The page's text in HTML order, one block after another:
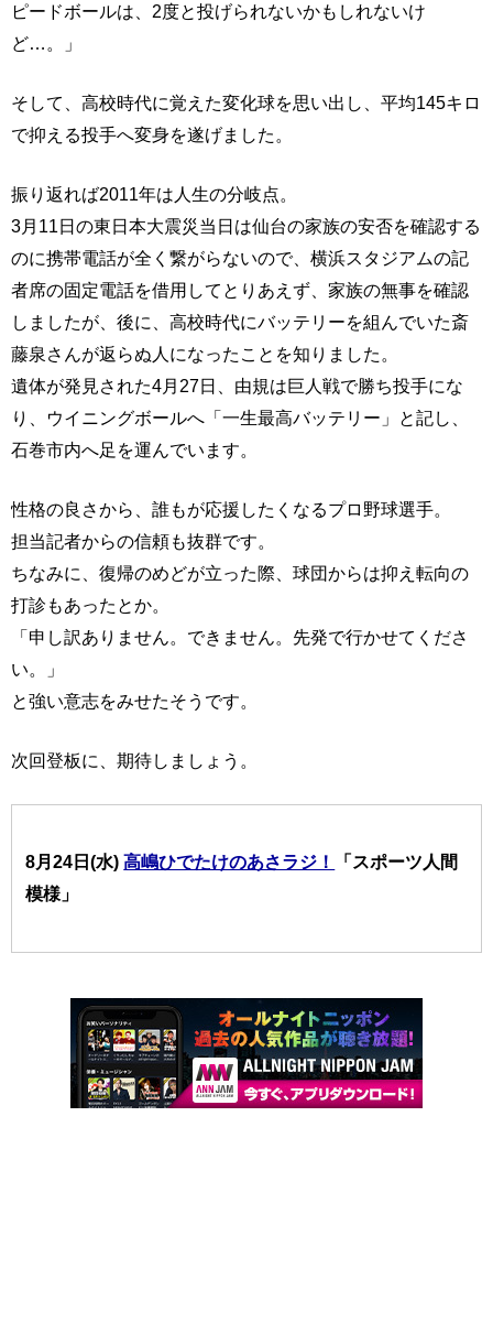
ピードボールは、2度と投げられないかもしれないけ
ど…。」
そして、高校時代に覚えた変化球を思い出し、平均145キロ
で抑える投手へ変身を遂げました。
振り返れば2011年は人生の分岐点。
3月11日の東日本大震災当日は仙台の家族の安否を確認する
のに携帯電話が全く繋がらないので、横浜スタジアムの記
者席の固定電話を借用してとりあえず、家族の無事を確認
しましたが、後に、高校時代にバッテリーを組んでいた斎
藤泉さんが返らぬ人になったことを知りました。
遺体が発見された4月27日、由規は巨人戦で勝ち投手にな
り、ウイニングボールへ「一生最高バッテリー」と記し、
石巻市内へ足を運んでいます。
性格の良さから、誰もが応援したくなるプロ野球選手。
担当記者からの信頼も抜群です。
ちなみに、復帰のめどが立った際、球団からは抑え転向の
打診もあったとか。
「申し訳ありません。できません。先発で行かせてくださ
い。」
と強い意志をみせたそうです。
次回登板に、期待しましょう。
8月24日(水)高嶋ひでたけのあさラジ！
「スポーツ人間
模様」